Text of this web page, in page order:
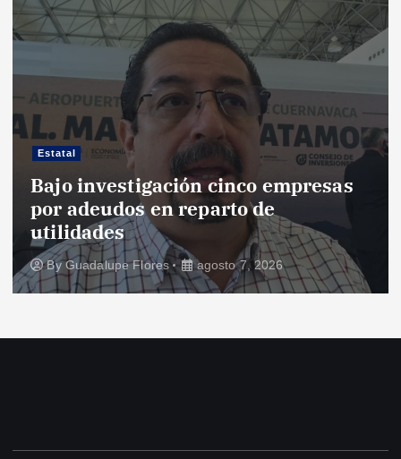
Estatal
Bajo investigación cinco empresas
por adeudos en reparto de
utilidades
ByGuadalupe Flores agosto 7, 2026